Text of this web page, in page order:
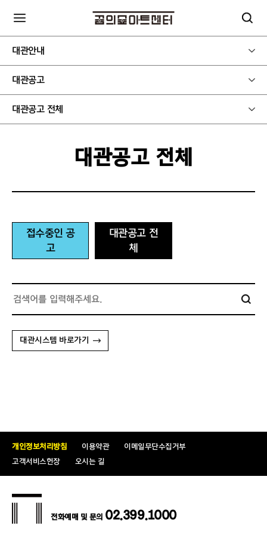
대관안내
대관공고
대관공고 전체
대관공고 전체
접수중인 공
고
대관공고 전
체
대관시스템 바로가기
개인정보처리방침 이용약관
이메일무단수집거부
고객서비스헌장
오시는 길
전화예매 및 문의 02.399.1000